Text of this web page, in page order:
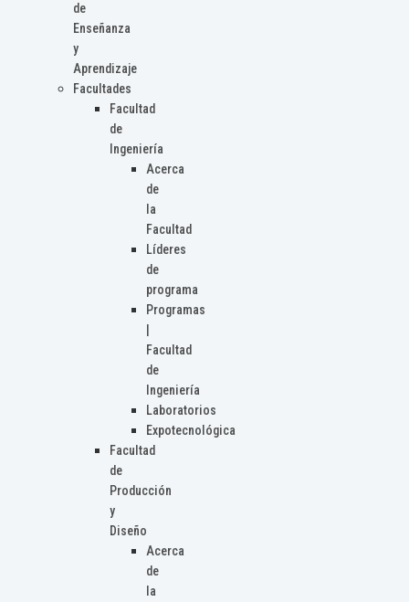
de
Enseñanza
y
Aprendizaje
Facultades
Facultad
de
Ingeniería
Acerca
de
la
Facultad
Líderes
de
programa
Programas
Facultad
de
Ingeniería
Laboratorios
Expotecnológica
Facultad
de
Producción
y
Diseño
Acerca
de
la